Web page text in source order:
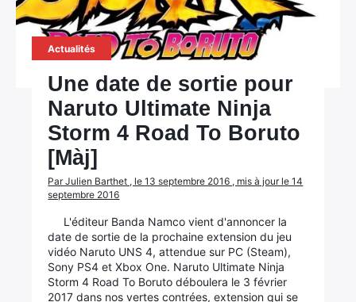
Actualités
Une date de sortie pour
Naruto Ultimate Ninja
Storm 4 Road To Boruto
[Màj]
Par Julien Barthet , le 13 septembre 2016 , mis à jour le 14
septembre 2016
L'éditeur Banda Namco vient d'annoncer la
date de sortie de la prochaine extension du jeu
vidéo Naruto UNS 4, attendue sur PC (Steam),
Sony PS4 et Xbox One. Naruto Ultimate Ninja
Storm 4 Road To Boruto déboulera le 3 février
2017 dans nos vertes contrées, extension qui se